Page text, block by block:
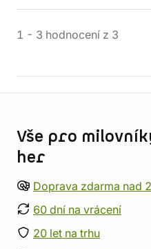
1 - 3 hodnocení z 3
Vše pro
her
Doprava zdarma nad
60 dní na vrácení
20 let na trhu